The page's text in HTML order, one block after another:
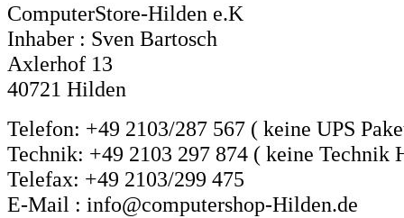
ComputerStore-Hilden e.K
Inhaber : Sven Bartosch
Axlerhof 13
40721 Hilden
Telefon: +49 2103/287 567 ( keine UPS
Technik: +49 2103 297 874 ( keine Technik
Telefax: +49 2103/299 475
E-Mail : info@computershop-Hilden.de